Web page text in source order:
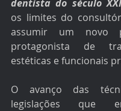
dentista do século
os limites do
assumir um novo
protagonista de
estéticas e funcionais
O avanço das
legislações que